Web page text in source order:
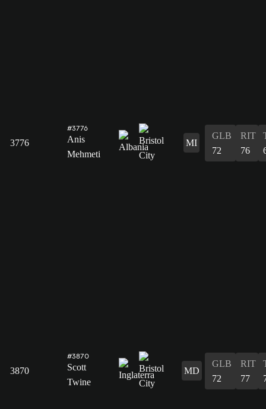
3776
#3776
Anis
Mehmeti
MI
GLB
72
RIT
76
3870
#3870
Scott
Twine
MD
GLB
72
RIT
77